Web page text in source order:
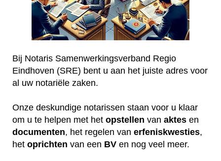
Bij Notaris Samenwerkingsverband Regio
Eindhoven (SRE) bent u aan het juiste adres voor
al uw notariële zaken.
Onze deskundige notarissen staan voor u klaar
om u te helpen met het opstellen van aktes en
documenten, het regelen van erfeniskwesties,
het oprichten van een BV en nog veel meer.